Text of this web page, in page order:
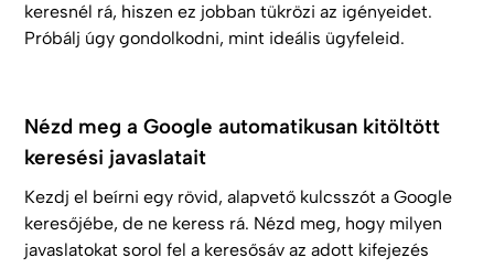
keresnél rá, hiszen ez jobban tükrözi az igényeidet.
Próbálj úgy gondolkodni, mint ideális ügyfeleid.
Nézd meg a Google automatikusan kitöltött
keresési javaslatait
Kezdj el beírni egy rövid, alapvető kulcsszót a Google
keresőjébe, de ne keress rá. Nézd meg, hogy milyen
javaslatokat sorol fel a keresősáv az adott kifejezés